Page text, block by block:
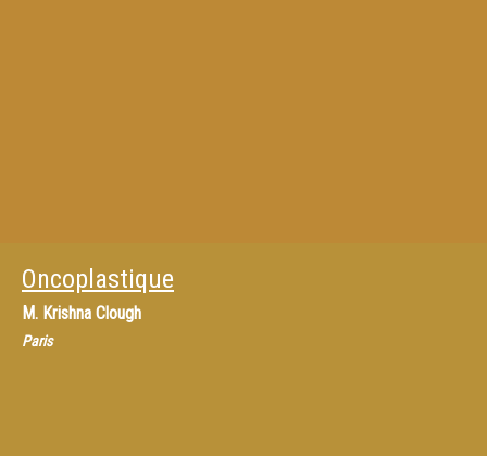
Oncoplastique
M. Krishna Clough
Paris